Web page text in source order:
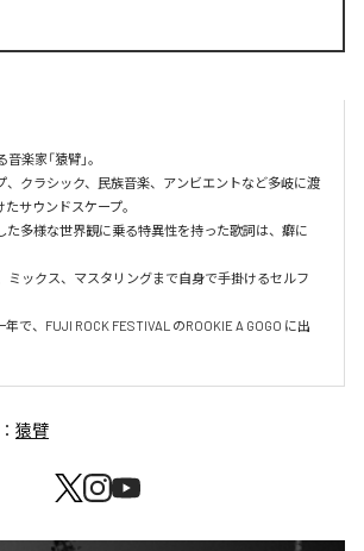
サウンドスケープ。
で、FUJI ROCK FESTIVAL のROOKIE A GOGO に出
猿臂